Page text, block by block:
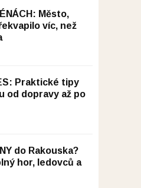
Město,
víc, než
Praktické tipy
od dopravy až po
do Rakouska?
hor, ledovců a